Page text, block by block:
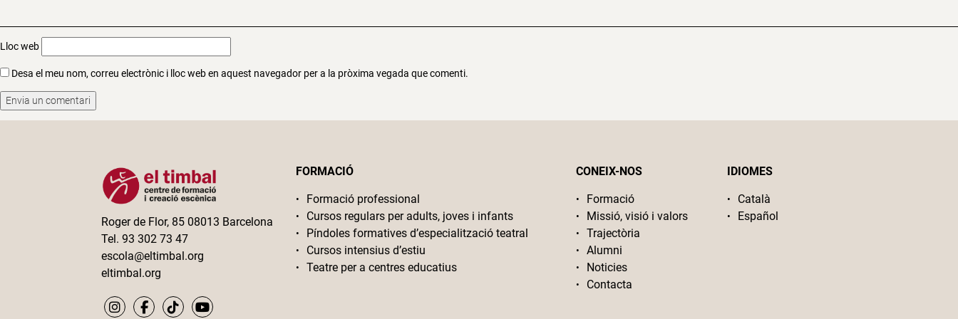
Lloc web
Desa el meu nom, correu electrònic i lloc web en aquest navegador per a la pròxima vegada que comenti.
Roger de Flor, 85 08013 Barcelona
Tel. 93 302 73 47
escola@eltimbal.org
eltimbal.org
FORMACIÓ
Formació professional
Cursos regulars per adults, joves i infants
Píndoles formatives d’especialització teatral
Cursos intensius d’estiu
Teatre per a centres educatius
CONEIX-NOS
Formació
Missió, visió i valors
Trajectòria
Alumni
Noticies
Contacta
IDIOMES
Català
Español